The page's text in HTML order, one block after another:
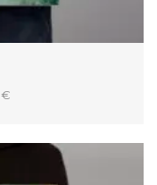
€Plage
prix :